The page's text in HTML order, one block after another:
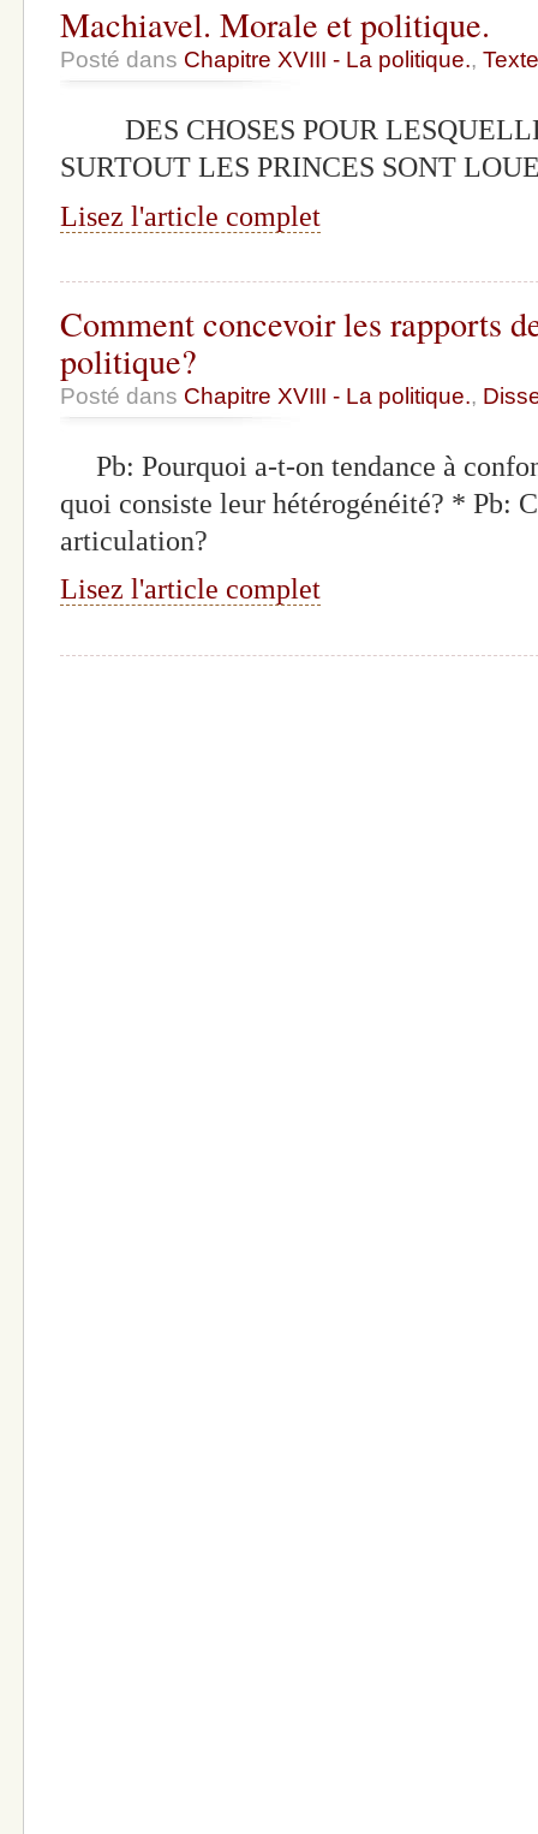
Machiavel. Morale et politique.
Posté dans Chapitre XVIII - La politique.,
DES CHOSES POUR
SURTOUT LES PRINCES SONT
Lisez l'article complet
Comment concevoir les rapports
politique?
Posté dans Chapitre XVIII - La politique.,
Pb: Pourquoi a-t-on tendance à
quoi consiste leur hétérogénéité? * Pb:
articulation?
Lisez l'article complet